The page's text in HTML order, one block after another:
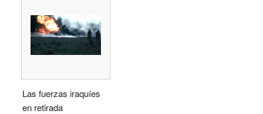
Las fuerzas iraquíes
en retirada